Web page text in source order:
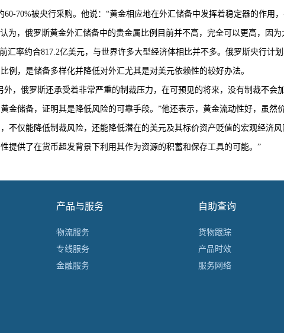
60-70%被央行采购。他说：“黄金相应地在外汇储备中发挥着稳定器的作
认为，俄罗斯黄金外汇储备中的贵金属比例目前并不高，完全可以更高，
汇率约合817.2亿美元，与世界许多大型经济体相比并不多。俄罗斯央行计
例，是储备多样化并降低对外汇尤其是对美元依赖性的较好办法。
俄罗斯还承受着非常严重的制裁压力，在可预见的将来，没有制裁不会
金储备，证明其是降低风险的可靠手段。”他还表示，黄金流动性好，虽
不仅能降低制裁风险，还能降低潜在的美元及其标价资产贬值的宏观经济
提供了在货币超发背景下利用其作为资源的积蓄和保存工具的可能。”
产品与服务
物流服务
专线服务
金融服务
自助查询
货物跟踪
产品时效
服务网络